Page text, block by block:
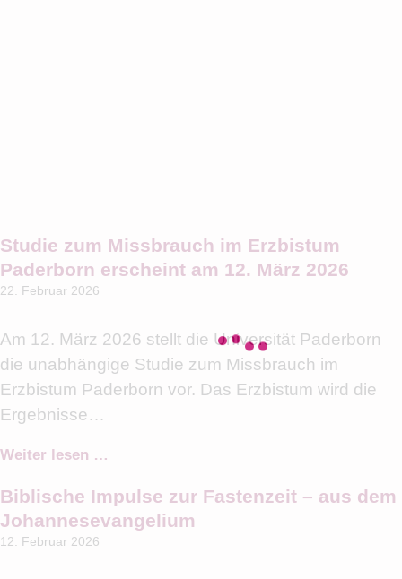
Studie zum Missbrauch im Erzbistum
Paderborn erscheint am 12. März 2026
22. Februar 2026
Am 12. März 2026 stellt die Universität Paderborn
die unabhängige Studie zum Missbrauch im
Erzbistum Paderborn vor. Das Erzbistum wird die
Ergebnisse…
Weiter lesen …
Biblische Impulse zur Fastenzeit – aus dem
Johannesevangelium
12. Februar 2026